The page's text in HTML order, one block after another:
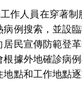
作人員在穿著
例搜索，並設
民宣傳防範登
據外地確診病
點和工作地點